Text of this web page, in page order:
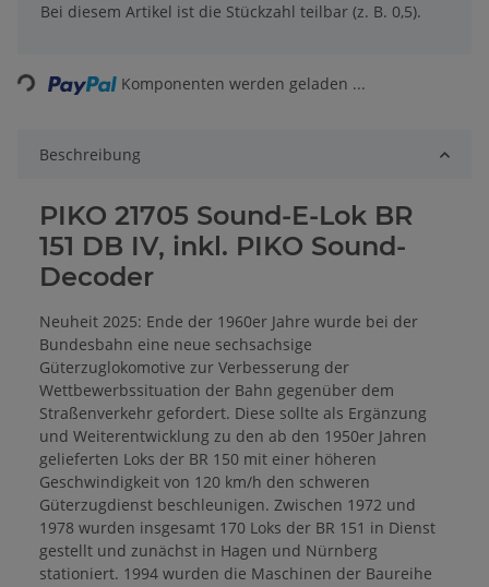
Bei diesem Artikel ist die Stückzahl teilbar (z. B. 0,5).
Loading... Komponenten werden geladen ...
Beschreibung
PIKO 21705 Sound-E-Lok BR
151 DB IV, inkl. PIKO Sound-
Decoder
Neuheit 2025: Ende der 1960er Jahre wurde bei der
Bundesbahn eine neue sechsachsige
Güterzuglokomotive zur Verbesserung der
Wettbewerbssituation der Bahn gegenüber dem
Straßenverkehr gefordert. Diese sollte als Ergänzung
und Weiterentwicklung zu den ab den 1950er Jahren
gelieferten Loks der BR 150 mit einer höheren
Geschwindigkeit von 120 km/h den schweren
Güterzugdienst beschleunigen. Zwischen 1972 und
1978 wurden insgesamt 170 Loks der BR 151 in Dienst
gestellt und zunächst in Hagen und Nürnberg
stationiert. 1994 wurden die Maschinen der Baureihe